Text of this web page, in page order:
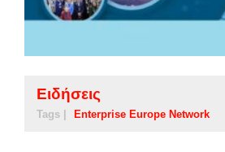
Ειδήσεις
Tags | Enterprise Europe Network